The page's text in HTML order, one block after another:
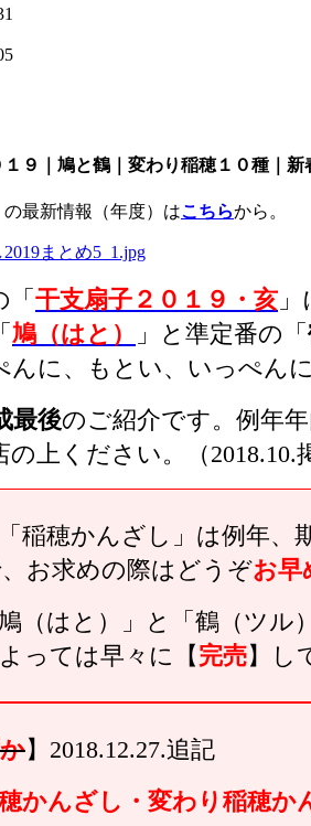
９｜鳩と鶴｜変わり稲穂１０種｜新
の最新情報（年度）はこちらから。
干支扇子２０１９・亥
鳩（はと） 」と準定番の「
んに、もとい、いっぺん
最後のご紹介です。例年
上ください。（2018.10.
「稲穂かんざし」は例年
お求めの際はどうぞお早
（はと）」と「鶴（ツル
っては早々に【 完売】し
】2018.12.27.追記
かんざし・変わり稲穂か